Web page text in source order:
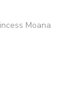
Moana